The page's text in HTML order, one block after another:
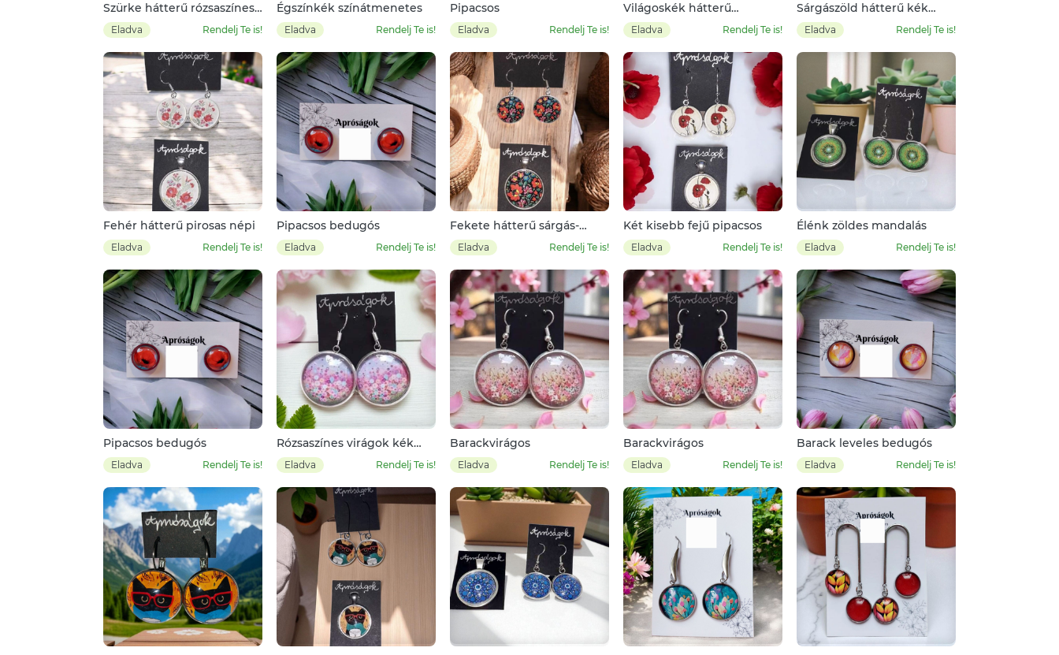
Szürke hátterű rózsaszínes
virág
Eladva Rendelj Te is!
Égszínkék színátmenetes
Eladva Rendelj Te is!
Pipacsos
Eladva Rendelj Te is!
Világoskék hátterű
rózsaszín nagyobb virágos
Eladva Rendelj Te is!
Sárgászöld hátterű kék
virágok
Eladva Rendelj Te is!
Fehér hátterű pirosas népi
Eladva Rendelj Te is!
Pipacsos bedugós
Eladva Rendelj Te is!
Fekete hátterű sárgás-
pirosas-kékes népi
Eladva Rendelj Te is!
Két kisebb fejű pipacsos
Eladva Rendelj Te is!
Élénk zöldes mandalás
Eladva Rendelj Te is!
Pipacsos bedugós
Eladva Rendelj Te is!
Rózsaszínes virágok kék
háttérrel
Eladva Rendelj Te is!
Barackvirágos
Eladva Rendelj Te is!
Barackvirágos
Eladva Rendelj Te is!
Barack leveles bedugós
Eladva Rendelj Te is!